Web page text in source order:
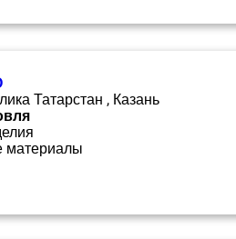
Татарстан , Казань
материалы